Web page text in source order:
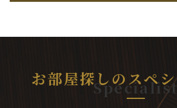
したいです。
お部屋探しのスペ
Specialist